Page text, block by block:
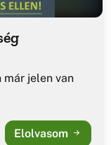
már jelen van
Elolvasom